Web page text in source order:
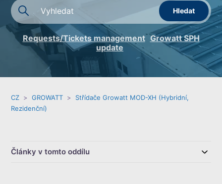
Requests/Tickets management Growatt SPH
update
CZ GROWATT
Střídače Growatt MOD-XH (Hybridní,
Rezidenční)
Články v tomto oddílu